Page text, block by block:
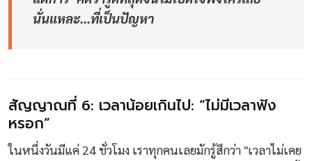
นั่นแหละ...ที่เป็นปัญหา
สัญญาณที่ 6: เวลาน้อยเกินไป: “ไม่มีเวลาฟัง
หรอก”
ในหนึ่งวันมีแค่ 24 ชั่วโมง เราทุกคนเลยมักรู้สึกว่า "เวลาไม่เคย